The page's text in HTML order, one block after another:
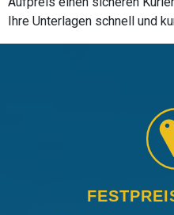
Ihre Unterlagen schnell und